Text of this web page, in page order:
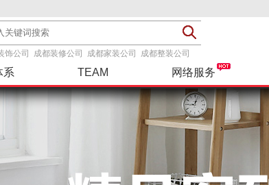
饰公司 成都装修公司 成都家装公司 成都整装公司
联系我们 公
在建工地
系
整装
TEAM 网络服务
工具服务 三方检测